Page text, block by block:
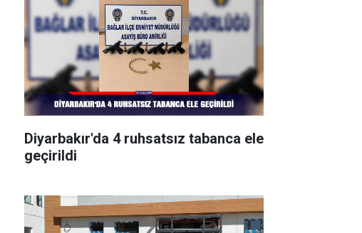
Diyarbakır'da 4 ruhsatsız tabanca ele
geçirildi